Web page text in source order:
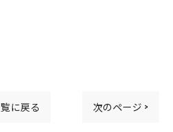
に戻る 次のページ >